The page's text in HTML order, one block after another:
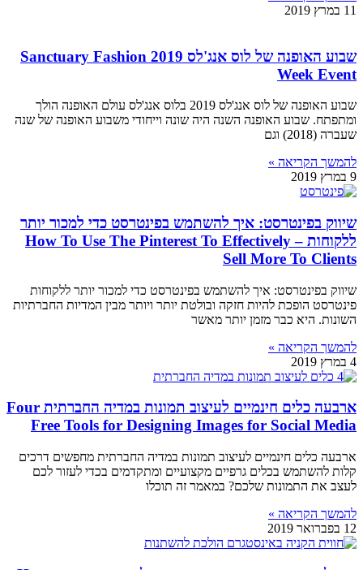
11 במרץ 2019
שבוע האופנה של לוס אנג'לס 2019 Sanctuary Fashion
Week Event
שבוע האופנה של לוס אנג'לס 2019 בלוס אנג'לס עולם האופנה הולך
ומתפתח. שבוע האופנה השנה היה שונה וייחודי משבוע האופנה של שנה
שעברה (2018) וגם
להמשך הקריאה »
9 במרץ 2019
שיווק בפינטרסט: איך להשתמש בפינטרסט כדי למכור יותר
ללקוחות – How To Use The Pinterest To Effectively
Sell More To Clients
שיווק בפינטרסט: איך להשתמש בפינטרסט כדי למכור יותר ללקוחות
פינטרסט הופכת להיות חזקה ובולטת יותר ויותר מבין המדיות החברתיות
השונות. היא כבר מזמן יותר מאשר
להמשך הקריאה »
4 במרץ 2019
ארבעה כלים חינמיים לעיצוב תמונות במדיה החברתית Four
Free Tools for Designing Images for Social Media
ארבעה כלים חינמיים לעיצוב תמונות במדיה החברתית מחפשים דרכים
קלות להשתמש בכלים גרפיים מקצועיים ומתקדמים בכדי לעזור לכם
לעצב את התמונות שלכם? במאמר זה תוכלו
להמשך הקריאה »
12 בפברואר 2019